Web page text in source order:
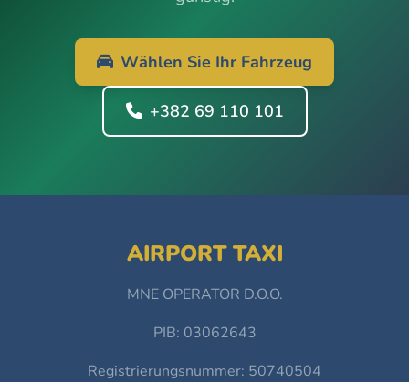
Wählen Sie Ihr Fahrzeug
+382 69 110 101
AIRPORT TAXI
MNE OPERATOR D.O.O.
PIB: 03062643
Registrierungsnummer: 50740504